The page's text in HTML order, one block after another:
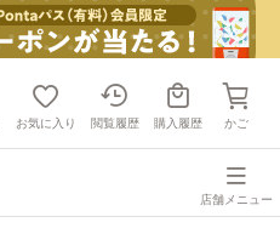
お気に入り 閲覧履歴 購入履歴 かご
店舗メニュー